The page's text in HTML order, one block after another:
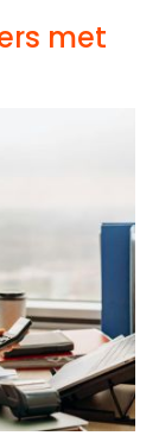
met